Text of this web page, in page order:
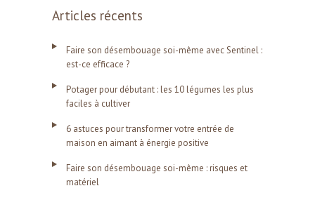
Articles récents
Faire son désembouage soi-même avec Sentinel :
est-ce efficace ?
Potager pour débutant : les 10 légumes les plus
faciles à cultiver
6 astuces pour transformer votre entrée de
maison en aimant à énergie positive
Faire son désembouage soi-même : risques et
matériel